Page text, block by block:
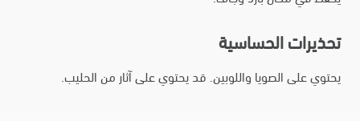
تحذيرات الحساسية
يحتوي على الصويا واللوبين. قد يحتوي على آثار من الحليب.